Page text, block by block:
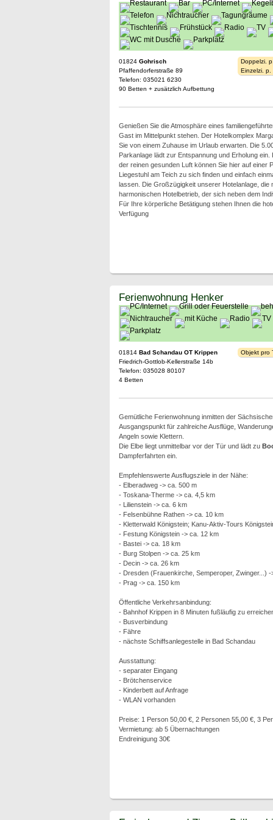
01824 Gohrisch
Pfaffendorferstraße 89
Telefon: 035021 6230
90 Betten + zusätzlich Aufbettung
Doppelzi.
Einzelzi.
Genießen Sie die Atmosphäre eines
Gast im Mittelpunkt stehen. Der Hotelkomplex
Sie von einem Zuhause im Urlaub erwarten. Die
Parkanlage lädt zur Entspannung und Erholung ein.
der reinen gesunden Luft können Sie hier auf einer
Liegestuhl am Teich zu sich finden und einfach
lassen. Die Großzügigkeit unserer Hotelanlage, die
harmonischen Hotelbetrieb, der sich neben dem
Für Ihre körperliche Betätigung stehen Ihnen die
Verfügung
Ferienwohnung Henker
01814 Bad Schandau OT Krippen
Friedrich-Gottlob-Kellerstraße 14b
Telefon: 035028 80107
4 Betten
Objekt pro
Gemütliche Ferienwohnung inmitten der
Ausgangspunkt für zahlreiche Ausflüge,
Angeln sowie Klettern.
Die Elbe liegt unmittelbar vor der Tür und lädt zu
Dampferfahrten ein.
Empfehlenswerte Ausflugsziele in der Nähe:
- Elberadweg -> ca. 500 m
- Toskana-Therme -> ca. 4,5 km
- Lilienstein -> ca. 6 km
- Felsenbühne Rathen -> ca. 10 km
- Kletterwald Königstein; Kanu-Aktiv-Tours
- Festung Königstein -> ca. 12 km
- Bastei -> ca. 18 km
- Burg Stolpen -> ca. 25 km
- Decin -> ca. 26 km
- Dresden (Frauenkirche, Semperoper, Zwinger...) -
- Prag -> ca. 150 km
Öffentliche Verkehrsanbindung:
- Bahnhof Krippen in 8 Minuten fußläufig zu
- Busverbindung
- Fähre
- nächste Schiffsanlegestelle in Bad Schandau
Ausstattung:
- separater Eingang
- Brötchenservice
- Kinderbett auf Anfrage
- WLAN vorhanden
Preise: 1 Person 50,00 €, 2 Personen 55,00 €, 3
Vermietung: ab 5 Übernachtungen
Endreinigung 30€